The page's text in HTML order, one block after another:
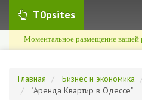
T0psites
Моментальное размещение вашей
Главная
Бизнес и экономика
"Аренда Квартир в Одессе"